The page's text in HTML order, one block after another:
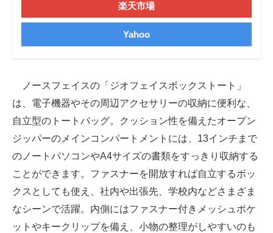
楽天市場
Yahoo
ノースフェイスの「ジオフェイスボックストート」
は、電子機器やその周辺アクセサリーの収納に便利な、
自立型のトートバッグ。クッション性を備えたオープン
ジッパーのメインコンパートメントには、13インチまで
のノートパソコンやA4サイズの書類をすっきり収納する
ことができます。ファスナーを開放すれば自立するボッ
クスとしても使え、社内や出張先、学校内などさまざま
なシーンで活躍。内側にはファスナー付きメッシュポケ
ットやキークリップを備え、小物の整理がしやすいのも